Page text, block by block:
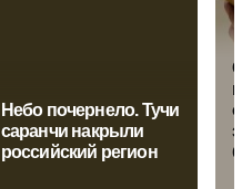
Небо почернело. Тучи
саранчи накрыли
российский регион